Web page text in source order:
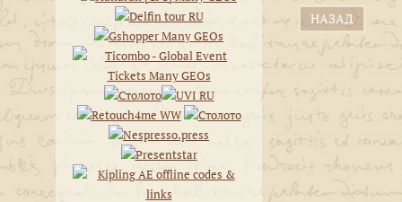
НАЗАД